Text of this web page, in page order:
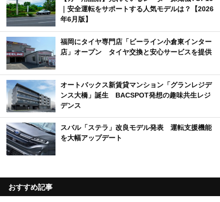
｜安全運転をサポートする人気モデルは？【2026
年6月版】
福岡にタイヤ専門店「ビーライン小倉東インター
店」オープン タイヤ交換と安心サービスを提供
オートバックス新賃貸マンション「グランレジデ
ンス大橋」誕生 BACSPOT発想の趣味共生レジ
デンス
スバル「ステラ」改良モデル発表 運転支援機能
を大幅アップデート
おすすめ記事